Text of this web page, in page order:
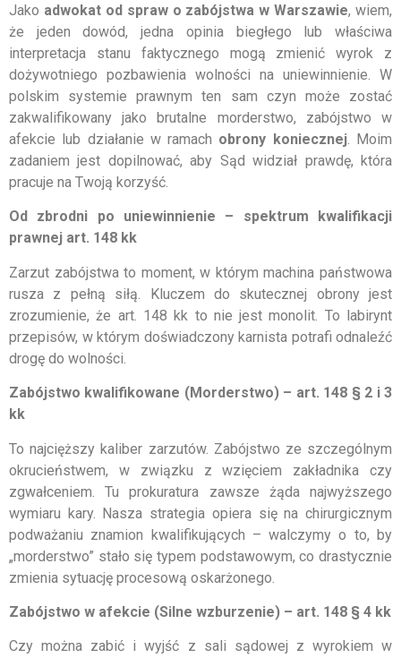
Jako adwokat od spraw o zabójstwa w Warszawie, wiem,
że jeden dowód, jedna opinia biegłego lub właściwa
interpretacja stanu faktycznego mogą zmienić wyrok z
dożywotniego pozbawienia wolności na uniewinnienie. W
polskim systemie prawnym ten sam czyn może zostać
zakwalifikowany jako brutalne morderstwo, zabójstwo w
afekcie lub działanie w ramach obrony koniecznej. Moim
zadaniem jest dopilnować, aby Sąd widział prawdę, która
pracuje na Twoją korzyść.
Od zbrodni po uniewinnienie – spektrum kwalifikacji
prawnej art. 148 kk
Zarzut zabójstwa to moment, w którym machina państwowa
rusza z pełną siłą. Kluczem do skutecznej obrony jest
zrozumienie, że art. 148 kk to nie jest monolit. To labirynt
przepisów, w którym doświadczony karnista potrafi odnaleźć
drogę do wolności.
Zabójstwo kwalifikowane (Morderstwo) – art. 148 § 2 i 3
kk
To najcięższy kaliber zarzutów. Zabójstwo ze szczególnym
okrucieństwem, w związku z wzięciem zakładnika czy
zgwałceniem. Tu prokuratura zawsze żąda najwyższego
wymiaru kary. Nasza strategia opiera się na chirurgicznym
podważaniu znamion kwalifikujących – walczymy o to, by
„morderstwo” stało się typem podstawowym, co drastycznie
zmienia sytuację procesową oskarżonego.
Zabójstwo w afekcie (Silne wzburzenie) – art. 148 § 4 kk
Czy można zabić i wyjść z sali sądowej z wyrokiem w